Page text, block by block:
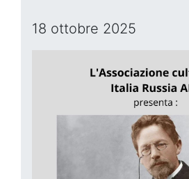
18 ottobre 2025